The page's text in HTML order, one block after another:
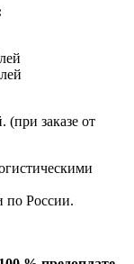
(при заказе от
по России.